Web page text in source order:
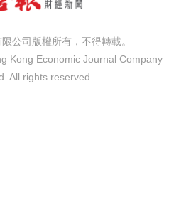
公司版權所有，不得轉載。
Kong Economic Journal Company
All rights reserved.